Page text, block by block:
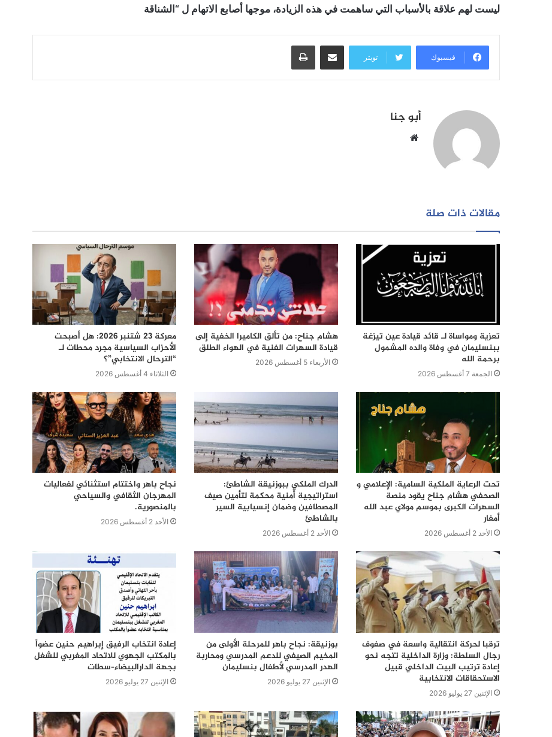
ليست لهم علاقة بالأسباب التي ساهمت في هذه الزيادة، موجها أصابع الاتهام ل “الشناقة
فيسبوك تويتر
مشاركة عبر البريد طباعة
أبو جنا
مقالات ذات صلة
تعزية ومواساة لـ قائد قيادة عين تيزغة
ببنسليمان في وفاة والده المشمول
برحمة الله
الجمعة 7 أغسطس 2026
هشام جناح: من تألق الكاميرا الخفية إلى
قيادة السهرات الفنية في الهواء الطلق
الأربعاء 5 أغسطس 2026
معركة 23 شتنبر 2026: هل أصبحت
الأحزاب السياسية مجرد محطات لـ
“الترحال الانتخابي”؟
الثلاثاء 4 أغسطس 2026
تحت الرعاية الملكية السامية: الإعلامي و
الصحفي هشام جناح يقود منصة
السهرات الكبرى بموسم مولاي عبد الله
أمغار
الأحد 2 أغسطس 2026
الدرك الملكي ببوزنيقة الشاطئ:
استراتيجية أمنية محكمة لتأمين صيف
المصطافين وضمان إنسيابية السير
بالشاطئ
الأحد 2 أغسطس 2026
نجاح باهر واختتام استثنائي لفعاليات
المهرجان الثقافي والسياحي
بالمنصورية.
الأحد 2 أغسطس 2026
ترقبا لحركة انتقالية واسعة في صفوف
رجال السلطة: وزارة الداخلية تتجه نحو
إعادة ترتيب البيت الداخلي قبيل
الاستحقاقات الانتخابية
الإثنين 27 يوليو 2026
بوزنيقة: نجاح باهر للمرحلة الأولى من
المخيم الصيفي للدعم المدرسي ومحاربة
الهدر المدرسي لأطفال بنسليمان
الإثنين 27 يوليو 2026
إعادة انتخاب الرفيق إبراهيم حنين عضواً
بالمكتب الجهوي للاتحاد المغربي للشغل
بجهة الدارالبيضاء–سطات
الإثنين 27 يوليو 2026